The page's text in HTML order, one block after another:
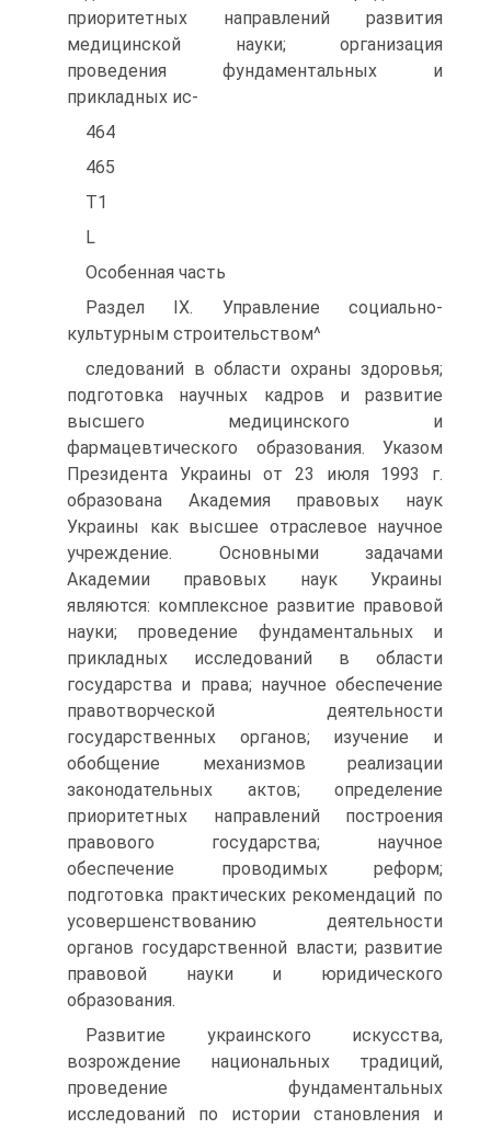
приоритетных направлений развития
медицинской науки; организация
проведения фундаментальных и
прикладных ис-
464
465
Т1
L
Особенная часть
Раздел IX. Управление социально-
культурным строительством^
следований в области охраны здоровья;
подготовка научных кадров и развитие
высшего медицинского и
фармацевтического образования. Указом
Президента Украины от 23 июля 1993 г.
образована Академия правовых наук
Украины как высшее отраслевое научное
учреждение. Основными задачами
Академии правовых наук Украины
являются: комплексное развитие правовой
науки; проведение фундаментальных и
прикладных исследований в области
государства и права; научное обеспечение
правотворческой деятельности
государственных органов; изучение и
обобщение механизмов реализации
законодательных актов; определение
приоритетных направлений построения
правового государства; научное
обеспечение проводимых реформ;
подготовка практических рекомендаций по
усовершенствованию деятельности
органов государственной власти; развитие
правовой науки и юридического
образования.
Развитие украинского искусства,
возрождение национальных традиций,
проведение фундаментальных
исследований по истории становления и